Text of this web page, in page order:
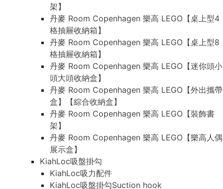
架】
丹麥 Room Copenhagen 樂高 LEGO【桌上型4
格抽屜收納箱】
丹麥 Room Copenhagen 樂高 LEGO【桌上型8
格抽屜收納箱】
丹麥 Room Copenhagen 樂高 LEGO【迷你頭小
頭大頭收納盒】
丹麥 Room Copenhagen 樂高 LEGO【外出攜帶
盒】【綜合收納盒】
丹麥 Room Copenhagen 樂高 LEGO【裝飾書
架】
丹麥 Room Copenhagen 樂高 LEGO【樂高人偶
展示盒】
KiahLoc吸盤掛勾
KiahLoc吸力配件
KiahLoc吸盤掛勾Suction hook